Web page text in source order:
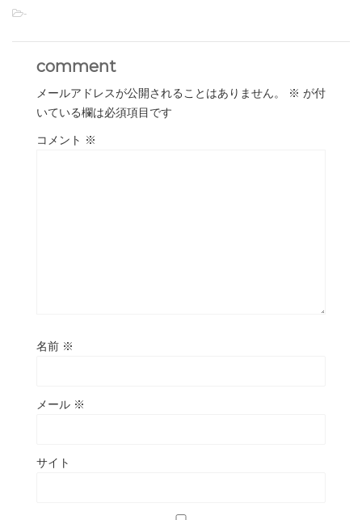
-
comment
メールアドレスが公開されることはありません。 ※ が付
いている欄は必須項目です
コメント ※
名前 ※
メール ※
サイト